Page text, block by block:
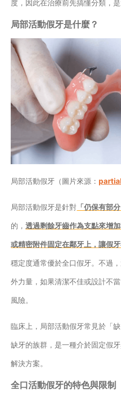
度，因此在治療前先搞懂分類，
局部活動假牙是什麼？
局部活動假牙（圖片來源：
局部活動假牙是針對 「仍保有部
的，透過剩餘牙齒作為支點來增
或精密附件固定在鄰牙上，讓假
穩定度通常優於全口假牙。不過
外力量，如果清潔不佳或設計不
風險。
臨床上，局部活動假牙常見於「
缺牙的族群，是一種介於固定假
解決方案。
全口活動假牙的特色與限制